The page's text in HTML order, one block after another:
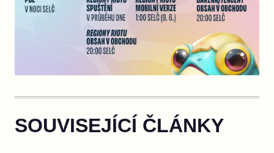
SOUVISEJÍCÍ ČLÁNKY